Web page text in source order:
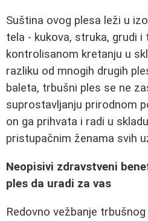
Suština ovog plesa leži u
tela - kukova, struka, grudi i
kontrolisanom kretanju u
razliku od mnogih drugih
baleta, trbušni ples se ne
suprostavljanju prirodnom
on ga prihvata i radi u
pristupačnim ženama svih
Neopisivi zdravstveni
ples da uradi za vas
Redovno vežbanje